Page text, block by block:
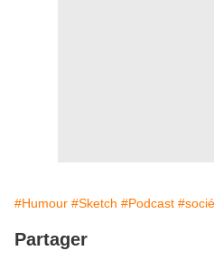
#Humour #Sketch #Podcast
Partager